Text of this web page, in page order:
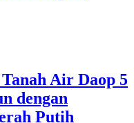
Air Daop 5
dengan
Putih